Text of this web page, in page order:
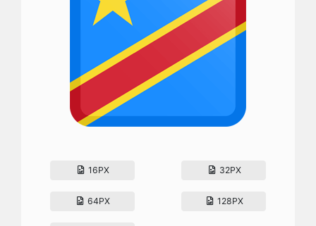
16PX 32PX
64PX 128PX